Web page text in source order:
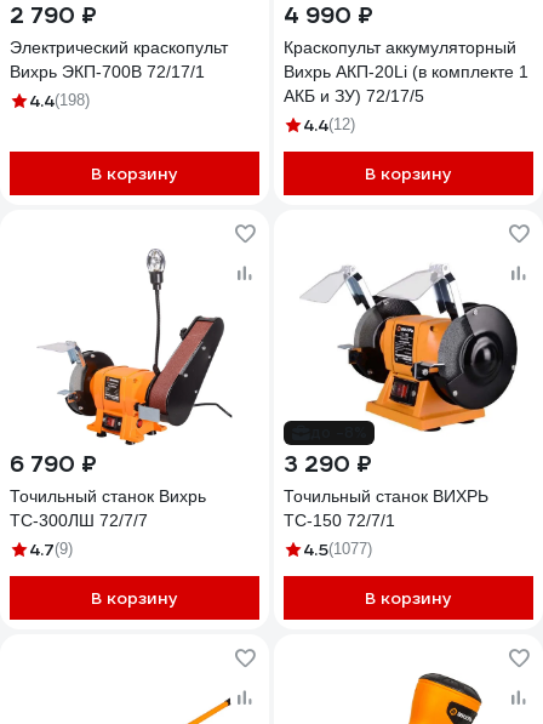
2 790 ₽
Электрический краскопульт
Вихрь ЭКП-700В 72/17/1
4.4(198)
В корзину
4 990 ₽
Краскопульт аккумуляторный
Вихрь АКП-20Li (в комплекте 1
АКБ и ЗУ) 72/17/5
4.4(12)
В корзину
6 790 ₽
Точильный станок Вихрь
ТС-300ЛШ 72/7/7
4.7(9)
В корзину
3 290 ₽
Точильный станок ВИХРЬ
ТС-150 72/7/1
4.5(1077)
В корзину